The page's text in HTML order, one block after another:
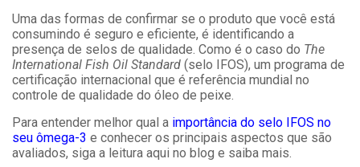
Uma das formas de confirmar se o produto que você está
consumindo é seguro e eficiente, é identificando a
presença de selos de qualidade. Como é o caso do The
International Fish Oil Standard (selo IFOS), um programa de
certificação internacional que é referência mundial no
controle de qualidade do óleo de peixe.
Para entender melhor qual a importância do selo IFOS no
seu ômega-3 e conhecer os principais aspectos que são
avaliados, siga a leitura aqui no blog e saiba mais.